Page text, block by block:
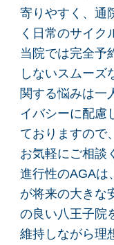
寄りやすく、通
く日常のサイク
当院では完全予
しないスムーズ
関する悩みは一
イバシーに配慮
ておりますので
お気軽にご相談
進行性のAGAは
が将来の大きな
の良い八王子院
維持しながら理